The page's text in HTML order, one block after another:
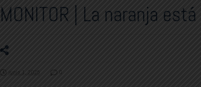
MONITOR | La naranja
junio 1, 2025 0